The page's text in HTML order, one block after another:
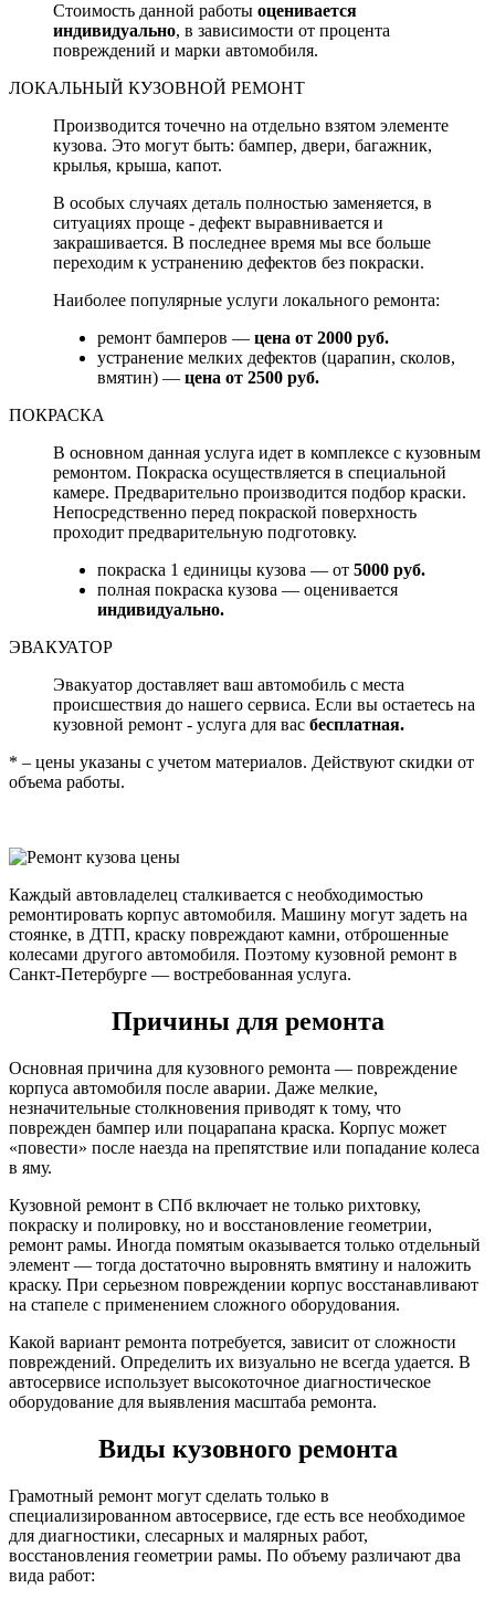
Стоимость данной работы оценивается
индивидуально, в зависимости от процента
повреждений и марки автомобиля.
ЛОКАЛЬНЫЙ КУЗОВНОЙ РЕМОНТ
Производится точечно на отдельно взятом элементе
кузова. Это могут быть: бампер, двери, багажник,
крылья, крыша, капот.
В особых случаях деталь полностью заменяется, в
ситуациях проще - дефект выравнивается и
закрашивается. В последнее время мы все больше
переходим к устранению дефектов без покраски.
Наиболее популярные услуги локального ремонта:
ремонт бамперов — цена от 2000 руб.
устранение мелких дефектов (царапин, сколов,
вмятин) — цена от 2500 руб.
ПОКРАСКА
В основном данная услуга идет в комплексе с кузовным
ремонтом. Покраска осуществляется в специальной
камере. Предварительно производится подбор краски.
Непосредственно перед покраской поверхность
проходит предварительную подготовку.
покраска 1 единицы кузова — от 5000 руб.
полная покраска кузова — оценивается
индивидуально.
ЭВАКУАТОР
Эвакуатор доставляет ваш автомобиль с места
происшествия до нашего сервиса. Если вы остаетесь на
кузовной ремонт - услуга для вас бесплатная.
* – цены указаны с учетом материалов. Действуют скидки от
объема работы.
Каждый автовладелец сталкивается с необходимостью
ремонтировать корпус автомобиля. Машину могут задеть на
стоянке, в ДТП, краску повреждают камни, отброшенные
колесами другого автомобиля. Поэтому кузовной ремонт в
Санкт-Петербурге — востребованная услуга.
Причины для ремонта
Основная причина для кузовного ремонта — повреждение
корпуса автомобиля после аварии. Даже мелкие,
незначительные столкновения приводят к тому, что
поврежден бампер или поцарапана краска. Корпус может
«повести» после наезда на препятствие или попадание колеса
в яму.
Кузовной ремонт в СПб включает не только рихтовку,
покраску и полировку, но и восстановление геометрии,
ремонт рамы. Иногда помятым оказывается только отдельный
элемент — тогда достаточно выровнять вмятину и наложить
краску. При серьезном повреждении корпус восстанавливают
на стапеле с применением сложного оборудования.
Какой вариант ремонта потребуется, зависит от сложности
повреждений. Определить их визуально не всегда удается. В
автосервисе использует высокоточное диагностическое
оборудование для выявления масштаба ремонта.
Виды кузовного ремонта
Грамотный ремонт могут сделать только в
специализированном автосервисе, где есть все необходимое
для диагностики, слесарных и малярных работ,
восстановления геометрии рамы. По объему различают два
вида работ: